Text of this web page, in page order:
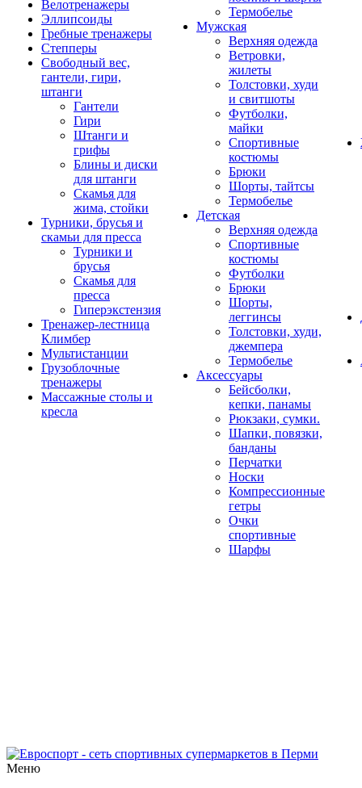
Велотренажеры
Эллипсоиды
Гребные тренажеры
Степперы
Свободный вес,
гантели, гири,
штанги
Гантели
Гири
Штанги и
грифы
Блины и диски
для штанги
Скамья для
жима, стойки
Турники, брусья и
скамьи для пресса
Турники и
брусья
Скамья для
пресса
Гиперэкстензия
Тренажер-лестница
Климбер
Мультистанции
Грузоблочные
тренажеры
Массажные столы и
кресла
Термобелье
Мужская
Верхняя одежда
Ветровки,
жилеты
Толстовки, худи
и свитшоты
Футболки,
майки
Спортивные
костюмы
Брюки
Шорты, тайтсы
Термобелье
Детская
Верхняя одежда
Спортивные
костюмы
Футболки
Брюки
Шорты,
леггинсы
Толстовки, худи,
джемпера
Термобелье
Аксессуары
Бейсболки,
кепки, панамы
Рюкзаки, сумки.
Шапки, повязки,
банданы
Перчатки
Носки
Компрессионные
гетры
Очки
спортивные
Шарфы
Меню